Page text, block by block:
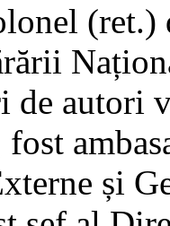
autori
și